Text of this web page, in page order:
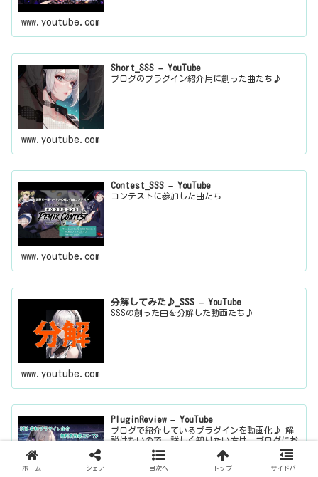
www.youtube.com
Short_SSS – YouTube
ブログのプラグイン紹介用に創った曲たち♪
www.youtube.com
Contest_SSS – YouTube
コンテストに参加した曲たち
www.youtube.com
分解してみた♪_SSS – YouTube
SSSの創った曲を分解した動画たち♪
www.youtube.com
PluginReview – YouTube
ブログで紹介しているプラグインを動画化♪ 解
説はないので、詳しく知りたい方は、ブログにお
越しください。
ホーム シェア 目次へ トップ サイドバー